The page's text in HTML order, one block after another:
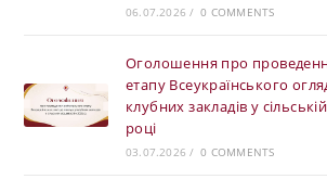
06.07.2026 / 0 COMMENTS
Оголошення про
етапу Всеукраїнського
клубних закладів у
році
03.07.2026 / 0 COMMENTS